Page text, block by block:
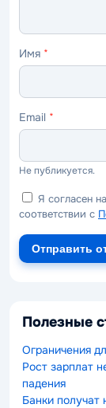
Имя *
Email *
Не публикуется.
Я согласен
соответствии с
Отправить
Полезные
Ограничения
Рост зарплат
падения
Банки получат